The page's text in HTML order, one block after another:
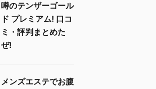
噂のテンザーゴール
ド プレミアム! 口コ
ミ・評判まとめた
ぜ!
メンズエステでお腹